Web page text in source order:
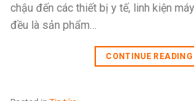
chậu đến các thiết bị y tế, linh kiện
đều là sản phẩm…
CONTINUE READING